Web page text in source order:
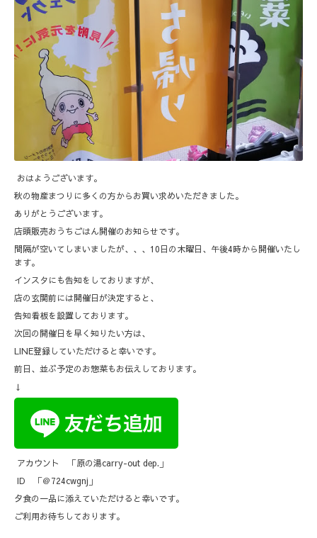
おはようございます。
秋の物産まつりに多くの方からお買い求めいただきました。
ありがとうございます。
店頭販売おうちごはん開催のお知らせです。
間隔が空いてしまいましたが、、、10日の木曜日、午後4時から開催いたし
ます。
インスタにも告知をしておりますが、
店の玄関前には開催日が決定すると、
告知看板を設置しております。
次回の開催日を早く知りたい方は、
LINE登録していただけると幸いです。
前日、並ぶ予定のお惣菜もお伝えしております。
↓
アカウント 「原の湯carry-out dep.」
ID 「＠724cwgnj」
夕食の一品に添えていただけると幸いです。
ご利用お待ちしております。